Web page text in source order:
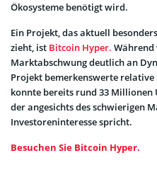
Ökosysteme benötigt wird.
Ein Projekt, das aktuell
zieht, ist Bitcoin Hyper. Während
Marktabschwung deutlich an
Projekt bemerkenswerte
konnte bereits rund 33 Millionen
der angesichts des schwierigen
Investoreninteresse spricht.
Besuchen Sie Bitcoin Hyper.